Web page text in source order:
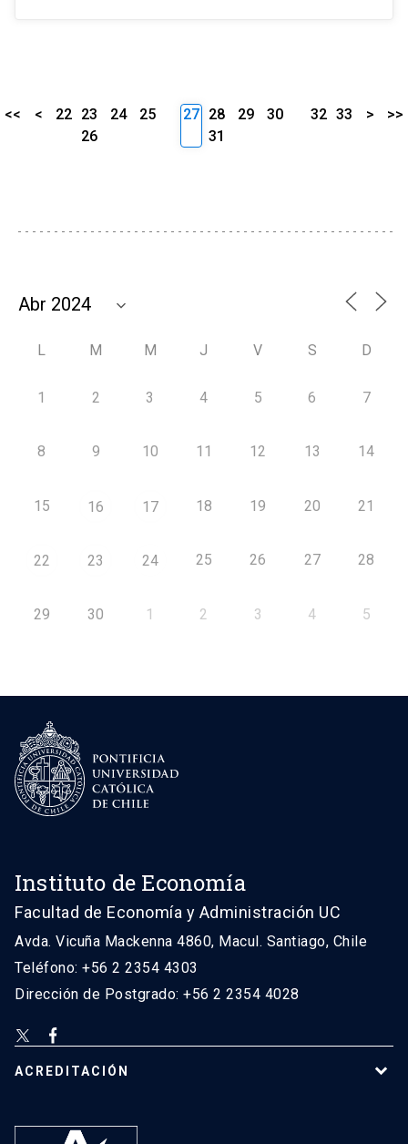
<< < 22 23 24
25
26
27 28 29
30
31
32 33 > >>
L M M J V S D
1 2 3 4 5 6 7
8 9 10 11 12 13 14
15 16 17 18 19 20 21
22 23 24 25 26 27 28
29 30 1 2 3 4 5
Instituto de Economía
Facultad de Economía y Administración UC
Avda. Vicuña Mackenna 4860, Macul. Santiago, Chile
Teléfono: +56 2 2354 4303
Dirección de Postgrado: +56 2 2354 4028
ACREDITACIÓN